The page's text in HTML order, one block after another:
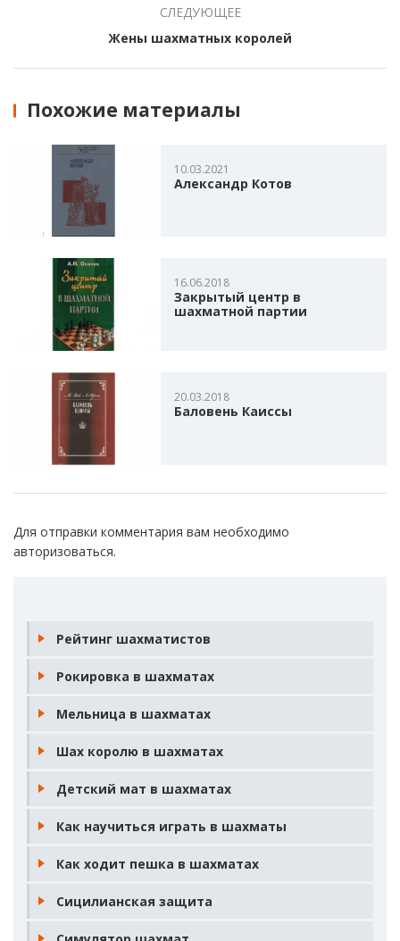
СЛЕДУЮЩЕЕ
Жены шахматных королей
Похожие материалы
10.03.2021
Александр Котов
16.06.2018
Закрытый центр в
шахматной партии
20.03.2018
Баловень Каиссы
Для отправки комментария вам необходимо
авторизоваться.
Рейтинг шахматистов
Рокировка в шахматах
Мельница в шахматах
Шах королю в шахматах
Детский мат в шахматах
Как научиться играть в шахматы
Как ходит пешка в шахматах
Сицилианская защита